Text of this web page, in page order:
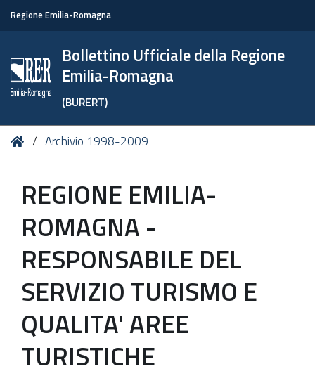
Regione Emilia-Romagna
Bollettino Ufficiale della Regione
Emilia-Romagna
(BURERT)
Tu HomeArchivio 1998-2009
REGIONE EMILIA-
ROMAGNA -
RESPONSABILE DEL
SERVIZIO TURISMO E
QUALITA' AREE
TURISTICHE